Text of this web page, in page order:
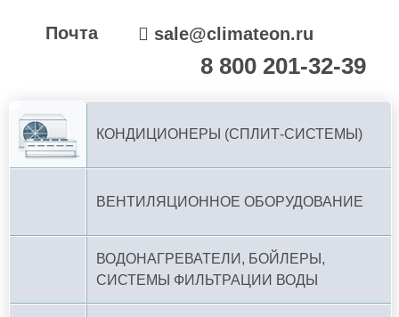
Почта sale@climateon.ru
8 800 201-32-39
КОНДИЦИОНЕРЫ (СПЛИТ-СИСТЕМЫ)
ВЕНТИЛЯЦИОННОЕ ОБОРУДОВАНИЕ
ВОДОНАГРЕВАТЕЛИ, БОЙЛЕРЫ,
СИСТЕМЫ ФИЛЬТРАЦИИ ВОДЫ